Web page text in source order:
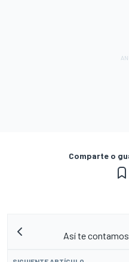
Comparte o
Así te